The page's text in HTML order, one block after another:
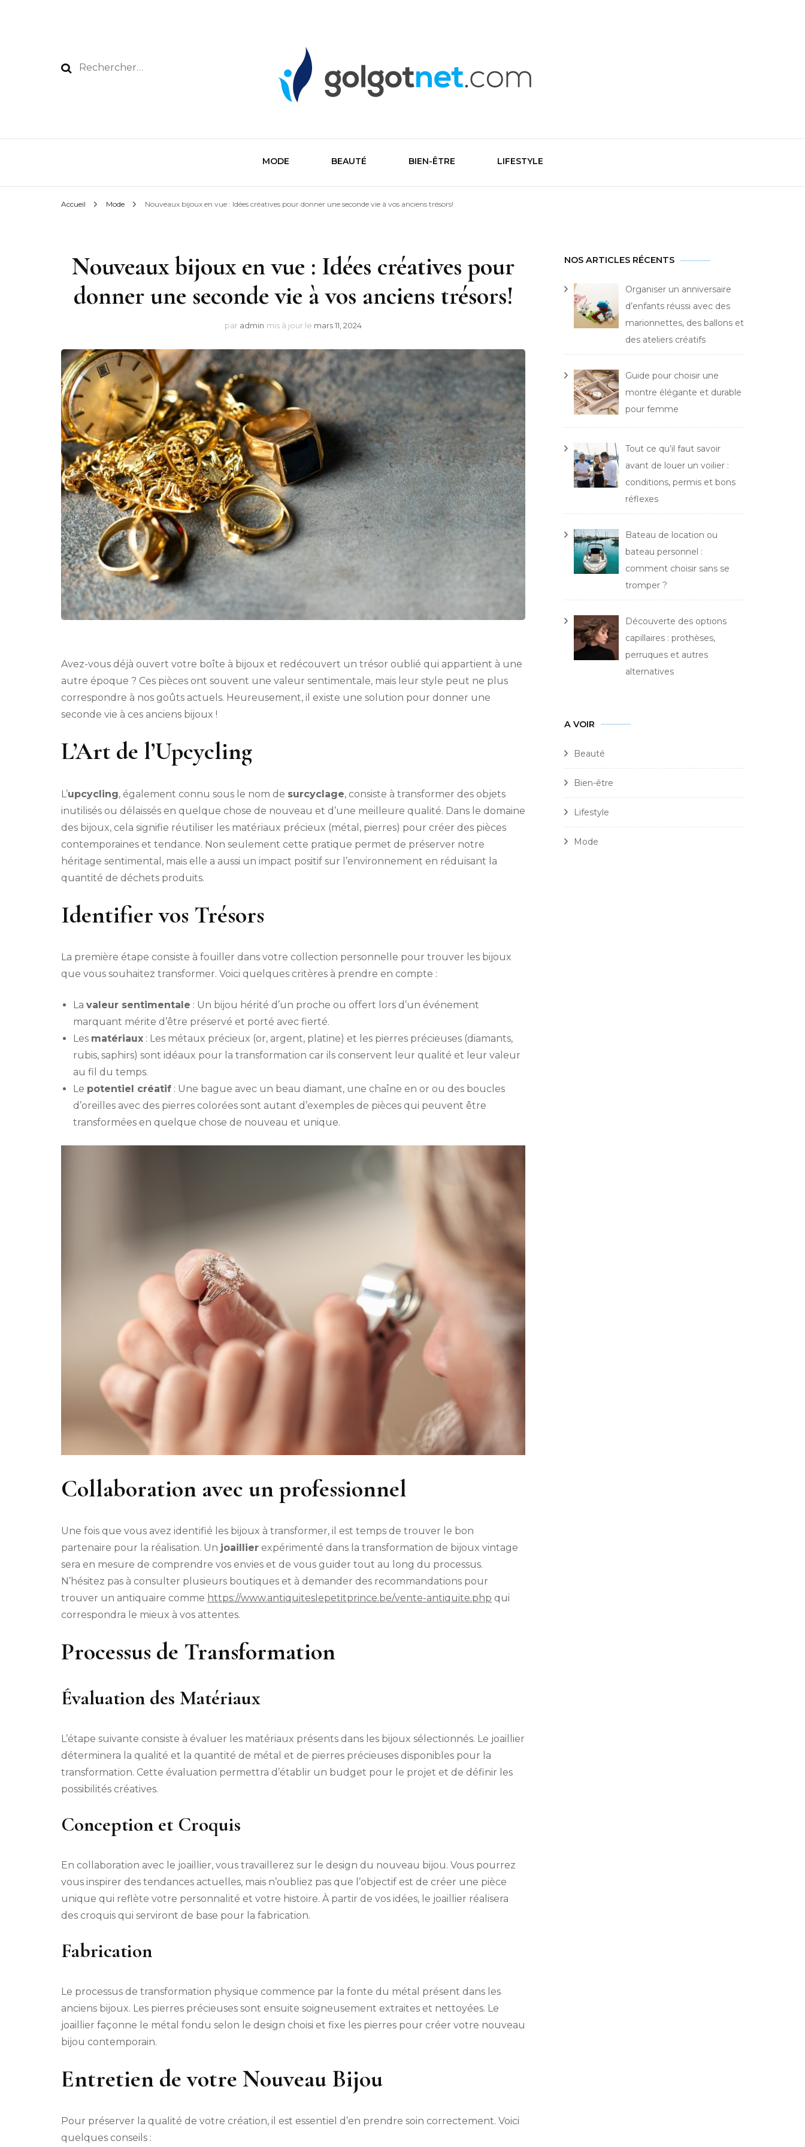
Rechercher :
Golgonet
MODE BEAUTÉ BIEN-ÊTRE LIFESTYLE
Accueil Mode Nouveaux bijoux en vue : Idées créatives pour donner une seconde vie à vos anciens trésors!
Nouveaux bijoux en vue : Idées créatives pour
donner une seconde vie à vos anciens trésors!
par admin mis à jour le mars 11, 2024
Avez-vous déjà ouvert votre boîte à bijoux et redécouvert un trésor oublié qui appartient à une
autre époque ? Ces pièces ont souvent une valeur sentimentale, mais leur style peut ne plus
correspondre à nos goûts actuels. Heureusement, il existe une solution pour donner une
seconde vie à ces anciens bijoux !
L’Art de l’Upcycling
L’upcycling, également connu sous le nom de surcyclage, consiste à transformer des objets
inutilisés ou délaissés en quelque chose de nouveau et d’une meilleure qualité. Dans le domaine
des bijoux, cela signifie réutiliser les matériaux précieux (métal, pierres) pour créer des pièces
contemporaines et tendance. Non seulement cette pratique permet de préserver notre
héritage sentimental, mais elle a aussi un impact positif sur l’environnement en réduisant la
quantité de déchets produits.
Identifier vos Trésors
La première étape consiste à fouiller dans votre collection personnelle pour trouver les bijoux
que vous souhaitez transformer. Voici quelques critères à prendre en compte :
La valeur sentimentale : Un bijou hérité d’un proche ou offert lors d’un événement
marquant mérite d’être préservé et porté avec fierté.
Les matériaux : Les métaux précieux (or, argent, platine) et les pierres précieuses (diamants,
rubis, saphirs) sont idéaux pour la transformation car ils conservent leur qualité et leur valeur
au fil du temps.
Le potentiel créatif : Une bague avec un beau diamant, une chaîne en or ou des boucles
d’oreilles avec des pierres colorées sont autant d’exemples de pièces qui peuvent être
transformées en quelque chose de nouveau et unique.
Collaboration avec un professionnel
Une fois que vous avez identifié les bijoux à transformer, il est temps de trouver le bon
partenaire pour la réalisation. Un joaillier expérimenté dans la transformation de bijoux vintage
sera en mesure de comprendre vos envies et de vous guider tout au long du processus.
N’hésitez pas à consulter plusieurs boutiques et à demander des recommandations pour
trouver un antiquaire comme https://www.antiquiteslepetitprince.be/vente-antiquite.php qui
correspondra le mieux à vos attentes.
Processus de Transformation
Évaluation des Matériaux
L’étape suivante consiste à évaluer les matériaux présents dans les bijoux sélectionnés. Le joaillier
déterminera la qualité et la quantité de métal et de pierres précieuses disponibles pour la
transformation. Cette évaluation permettra d’établir un budget pour le projet et de définir les
possibilités créatives.
Conception et Croquis
En collaboration avec le joaillier, vous travaillerez sur le design du nouveau bijou. Vous pourrez
vous inspirer des tendances actuelles, mais n’oubliez pas que l’objectif est de créer une pièce
unique qui reflète votre personnalité et votre histoire. À partir de vos idées, le joaillier réalisera
des croquis qui serviront de base pour la fabrication.
Fabrication
Le processus de transformation physique commence par la fonte du métal présent dans les
anciens bijoux. Les pierres précieuses sont ensuite soigneusement extraites et nettoyées. Le
joaillier façonne le métal fondu selon le design choisi et fixe les pierres pour créer votre nouveau
bijou contemporain.
Entretien de votre Nouveau Bijou
Pour préserver la qualité de votre création, il est essentiel d’en prendre soin correctement. Voici
quelques conseils :
NOS ARTICLES RÉCENTS
Organiser un anniversaire
d’enfants réussi avec des
marionnettes, des ballons et
des ateliers créatifs
Guide pour choisir une
montre élégante et durable
pour femme
Tout ce qu’il faut savoir
avant de louer un voilier :
conditions, permis et bons
réflexes
Bateau de location ou
bateau personnel :
comment choisir sans se
tromper ?
Découverte des options
capillaires : prothèses,
perruques et autres
alternatives
A VOIR
Beauté
Bien-être
Lifestyle
Mode